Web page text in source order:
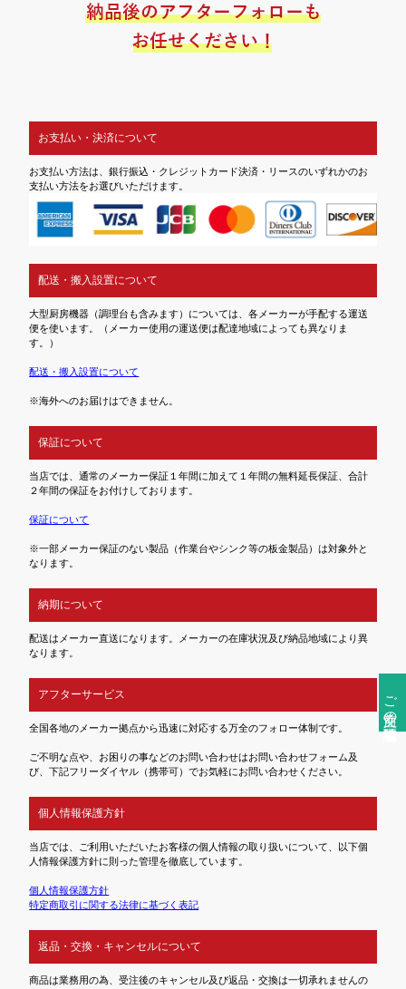
ご注文前の確認事項
お支払い・決済について
お支払い方法は、銀行振込・クレジットカード決済・リースのいずれかのお
支払い方法をお選びいただけます。
配送・搬入設置について
大型厨房機器（調理台も含みます）については、各メーカーが手配する運送
便を使います。（メーカー使用の運送便は配達地域によっても異なりま
す。）
配送・搬入設置について
※海外へのお届けはできません。
保証について
当店では、通常のメーカー保証１年間に加えて１年間の無料延長保証、合計
２年間の保証をお付けしております。
保証について
※一部メーカー保証のない製品（作業台やシンク等の板金製品）は対象外と
なります。
納期について
配送はメーカー直送になります。メーカーの在庫状況及び納品地域により異
なります。
アフターサービス
全国各地のメーカー拠点から迅速に対応する万全のフォロー体制です。
ご不明な点や、お困りの事などのお問い合わせはお問い合わせフォーム及
び、下記フリーダイヤル（携帯可）でお気軽にお問い合わせください。
個人情報保護方針
当店では、ご利用いただいたお客様の個人情報の取り扱いについて、以下個
人情報保護方針に則った管理を徹底しています。
個人情報保護方針
特定商取引に関する法律に基づく表記
返品・交換・キャンセルについて
商品は業務用の為、受注後のキャンセル及び返品・交換は一切承れませんの